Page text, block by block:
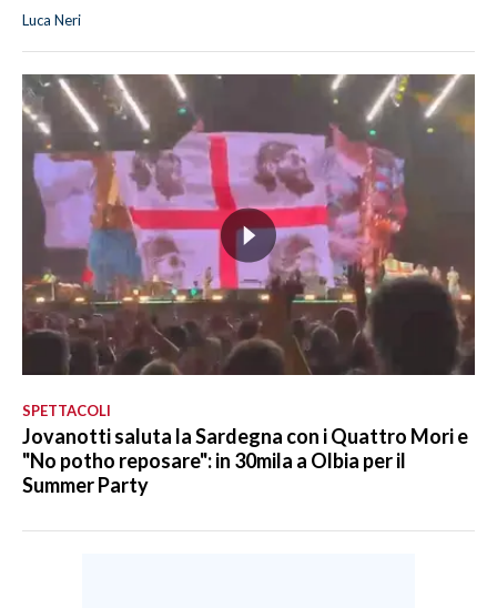
Luca Neri
SPETTACOLI
Jovanotti saluta la Sardegna con i Quattro Mori e
"No potho reposare": in 30mila a Olbia per il
Summer Party